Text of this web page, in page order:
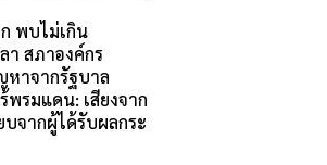
พบไม่เกิน
สภาองค์กร
าจากรัฐบาล
พรมแดน: เสียงจาก
จากผู้ได้รับผลกระ